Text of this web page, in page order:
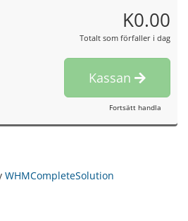
K0.00
Totalt som förfaller i dag
Kassan
Fortsätt handla
WHMCompleteSolution